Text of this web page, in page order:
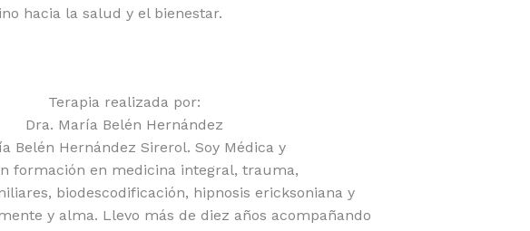
hacia la salud y el bienestar.
Terapia realizada por:
Dra. María Belén Hernández
Belén Hernández Sirerol. Soy Médica y
formación en medicina integral, trauma,
biodescodificación, hipnosis ericksoniana y
y alma. Llevo más de diez años acompañando